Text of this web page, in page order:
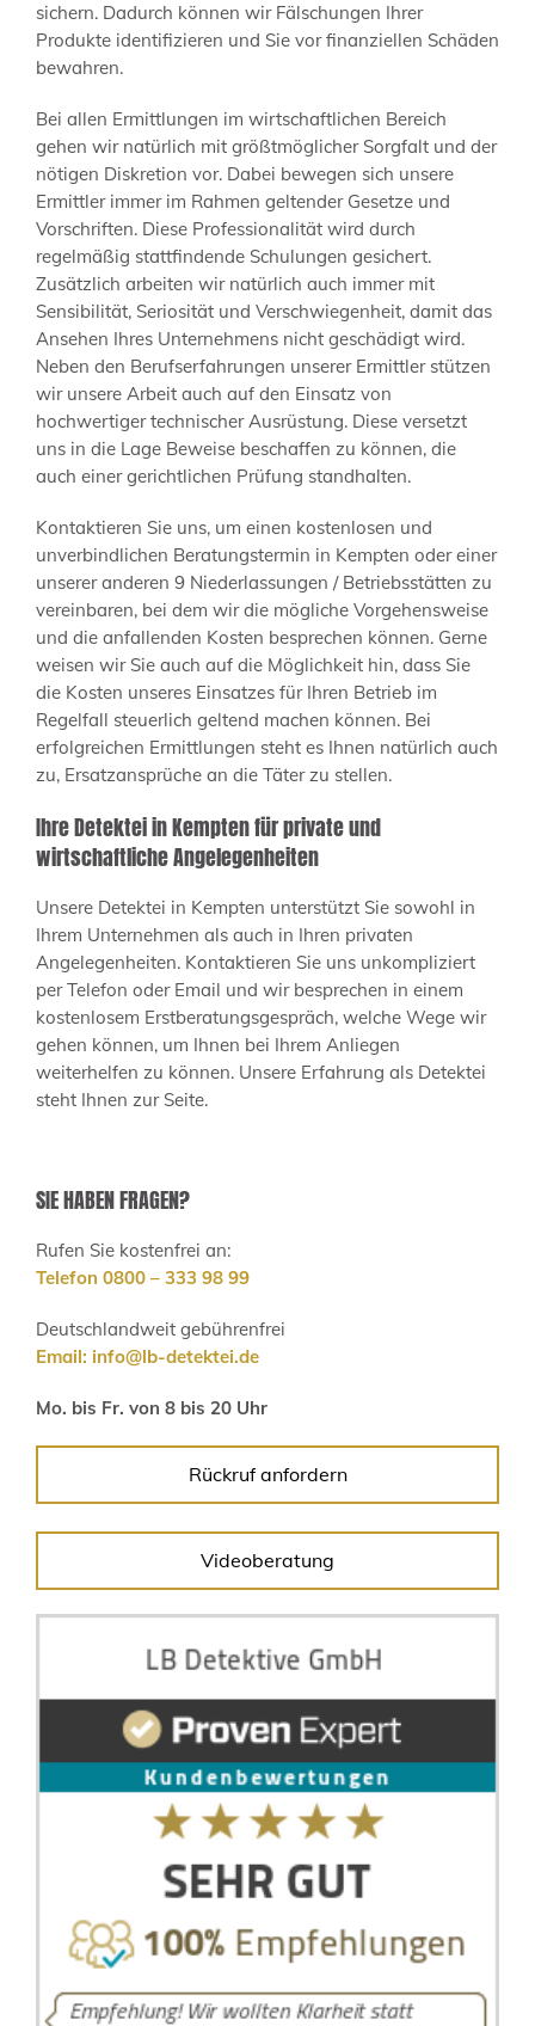
sichern. Dadurch können wir Fälschungen Ihrer
Produkte identifizieren und Sie vor finanziellen Schäden
bewahren.
Bei allen Ermittlungen im wirtschaftlichen Bereich
gehen wir natürlich mit größtmöglicher Sorgfalt und der
nötigen Diskretion vor. Dabei bewegen sich unsere
Ermittler immer im Rahmen geltender Gesetze und
Vorschriften. Diese Professionalität wird durch
regelmäßig stattfindende Schulungen gesichert.
Zusätzlich arbeiten wir natürlich auch immer mit
Sensibilität, Seriosität und Verschwiegenheit, damit das
Ansehen Ihres Unternehmens nicht geschädigt wird.
Neben den Berufserfahrungen unserer Ermittler stützen
wir unsere Arbeit auch auf den Einsatz von
hochwertiger technischer Ausrüstung. Diese versetzt
uns in die Lage Beweise beschaffen zu können, die
auch einer gerichtlichen Prüfung standhalten.
Kontaktieren Sie uns, um einen kostenlosen und
unverbindlichen Beratungstermin in Kempten oder einer
unserer anderen 9 Niederlassungen / Betriebsstätten zu
vereinbaren, bei dem wir die mögliche Vorgehensweise
und die anfallenden Kosten besprechen können. Gerne
weisen wir Sie auch auf die Möglichkeit hin, dass Sie
die Kosten unseres Einsatzes für Ihren Betrieb im
Regelfall steuerlich geltend machen können. Bei
erfolgreichen Ermittlungen steht es Ihnen natürlich auch
zu, Ersatzansprüche an die Täter zu stellen.
Ihre Detektei in Kempten für private und
wirtschaftliche Angelegenheiten
Unsere Detektei in Kempten unterstützt Sie sowohl in
Ihrem Unternehmen als auch in Ihren privaten
Angelegenheiten. Kontaktieren Sie uns unkompliziert
per Telefon oder Email und wir besprechen in einem
kostenlosem Erstberatungsgespräch, welche Wege wir
gehen können, um Ihnen bei Ihrem Anliegen
weiterhelfen zu können. Unsere Erfahrung als Detektei
steht Ihnen zur Seite.
SIE HABEN FRAGEN?
Rufen Sie kostenfrei an:
Telefon 0800 – 333 98 99
Deutschlandweit gebührenfrei
Email: info@lb-detektei.de
Mo. bis Fr. von 8 bis 20 Uhr
Rückruf anfordern
Videoberatung